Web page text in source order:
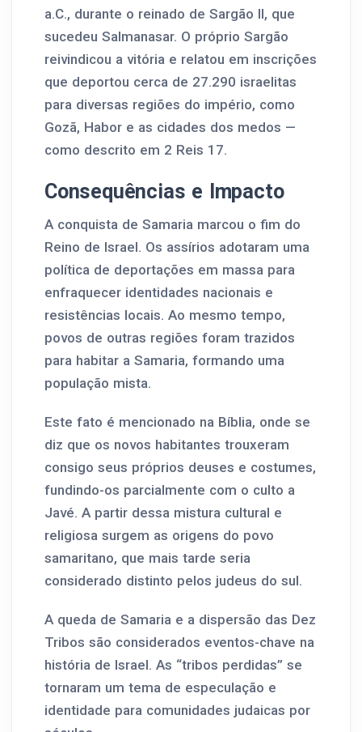
a.C., durante o reinado de Sargão II, que
sucedeu Salmanasar. O próprio Sargão
reivindicou a vitória e relatou em inscrições
que deportou cerca de 27.290 israelitas
para diversas regiões do império, como
Gozã, Habor e as cidades dos medos —
como descrito em 2 Reis 17.
Consequências e Impacto
A conquista de Samaria marcou o fim do
Reino de Israel. Os assírios adotaram uma
política de deportações em massa para
enfraquecer identidades nacionais e
resistências locais. Ao mesmo tempo,
povos de outras regiões foram trazidos
para habitar a Samaria, formando uma
população mista.
Este fato é mencionado na Bíblia, onde se
diz que os novos habitantes trouxeram
consigo seus próprios deuses e costumes,
fundindo-os parcialmente com o culto a
Javé. A partir dessa mistura cultural e
religiosa surgem as origens do povo
samaritano, que mais tarde seria
considerado distinto pelos judeus do sul.
A queda de Samaria e a dispersão das Dez
Tribos são considerados eventos-chave na
história de Israel. As “tribos perdidas” se
tornaram um tema de especulação e
identidade para comunidades judaicas por